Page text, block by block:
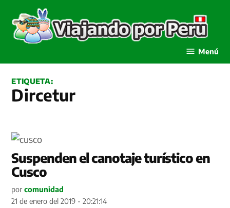
contenido
Menú
ETIQUETA:
Dircetur
Suspenden el canotaje turístico en
Cusco
por comunidad
21 de enero del 2019 - 20:21:14